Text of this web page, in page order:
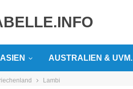
ASIEN AUSTRALIEN & UVM.
Lambi